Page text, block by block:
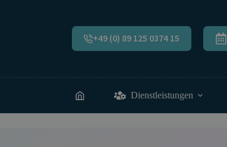
+49 (0) 89 125 0374 15
Dienstleistungen